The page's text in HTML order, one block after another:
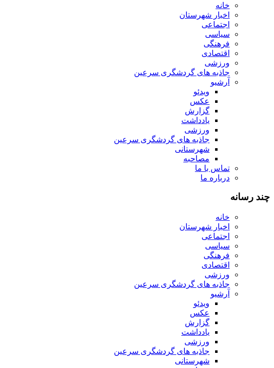
خانه
اخبار شهرستان
اجتماعی
سیاسی
فرهنگی
اقتصادی
ورزشی
جاذبه های گردشگری سرعین
آرشیو
ویدئو
عکس
گزارش
یادداشت
ورزشی
جاذبه های گردشگری سرعین
شهرستانی
مصاحبه
تماس با ما
درباره ما
چند رسانه
خانه
اخبار شهرستان
اجتماعی
سیاسی
فرهنگی
اقتصادی
ورزشی
جاذبه های گردشگری سرعین
آرشیو
ویدئو
عکس
گزارش
یادداشت
ورزشی
جاذبه های گردشگری سرعین
شهرستانی